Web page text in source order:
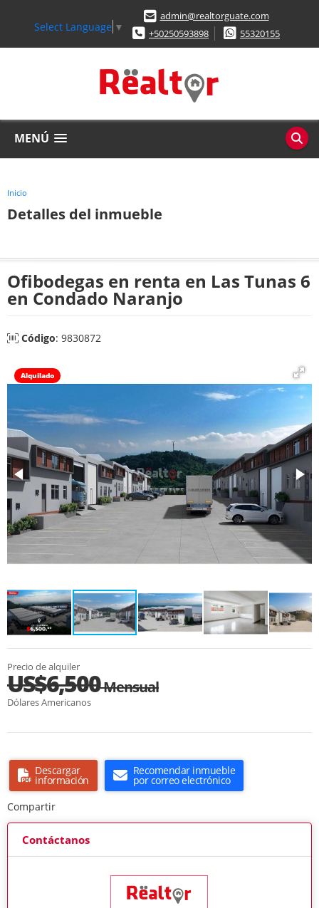
Select Language ▼
admin@realtorguate.com
+50250593898
55320155
MENÚ
Inicio
Detalles del inmueble
Ofibodegas en renta en Las Tunas 6
en Condado Naranjo
Código: 9830872
Alquilado
Precio de alquiler
US$6,500Mensual
Dólares Americanos
Descargar
información
Recomendar inmueble
por correo electrónico
Compartir
Contáctanos